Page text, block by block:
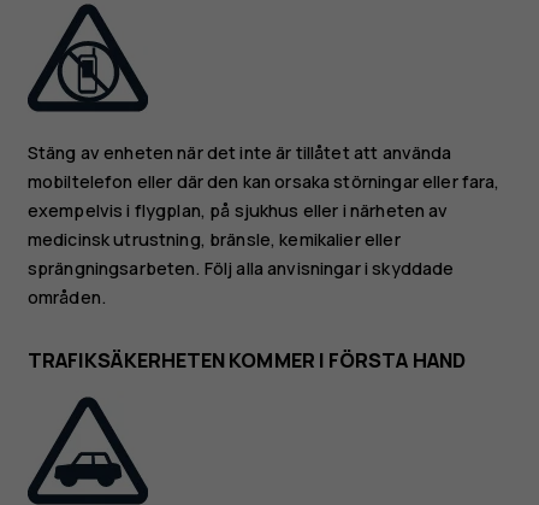
Stäng av enheten när det inte är tillåtet att använda
mobiltelefon eller där den kan orsaka störningar eller fara,
exempelvis i flygplan, på sjukhus eller i närheten av
medicinsk utrustning, bränsle, kemikalier eller
sprängningsarbeten. Följ alla anvisningar i skyddade
områden.
TRAFIKSÄKERHETEN KOMMER I FÖRSTA HAND